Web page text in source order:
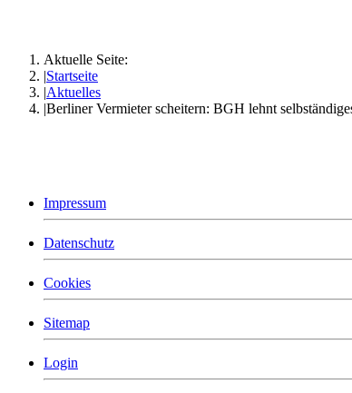
Aktuelle Seite:
Startseite
Aktuelles
Berliner Vermieter scheitern: BGH lehnt
Impressum
Datenschutz
Cookies
Sitemap
Login